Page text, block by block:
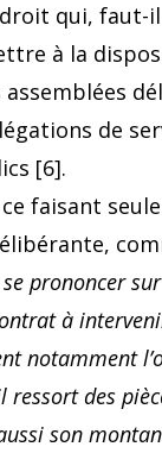
qui, faut-
à la
de
[6].
faisant
se prononcer
à
notamment
ressort des
son